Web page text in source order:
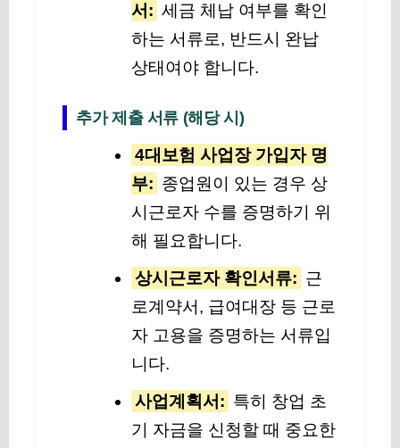
서: 세금 체납 여부를 확인
하는 서류로, 반드시 완납
상태여야 합니다.
추가 제출 서류 (해당 시)
4대보험 사업장 가입자 명
부: 종업원이 있는 경우 상
시근로자 수를 증명하기 위
해 필요합니다.
상시근로자 확인서류: 근
로계약서, 급여대장 등 근로
자 고용을 증명하는 서류입
니다.
사업계획서: 특히 창업 초
기 자금을 신청할 때 중요한